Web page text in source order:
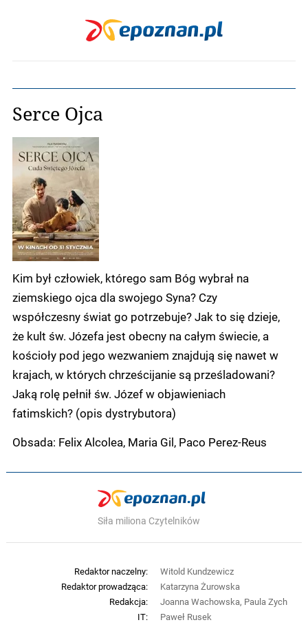
Serce Ojca
Kim był człowiek, którego sam Bóg wybrał na
ziemskiego ojca dla swojego Syna? Czy
współczesny świat go potrzebuje? Jak to się dzieje,
że kult św. Józefa jest obecny na całym świecie, a
kościoły pod jego wezwaniem znajdują się nawet w
krajach, w których chrześcijanie są prześladowani?
Jaką rolę pełnił św. Józef w objawieniach
fatimskich? (opis dystrybutora)
Obsada: Felix Alcolea, Maria Gil, Paco Perez-Reus
Siła miliona Czytelników
Redaktor naczelny:
Witold Kundzewicz
Redaktor prowadząca:
Katarzyna Żurowska
Redakcja:
Joanna Wachowska, Paula Zych
IT:
Paweł Rusek